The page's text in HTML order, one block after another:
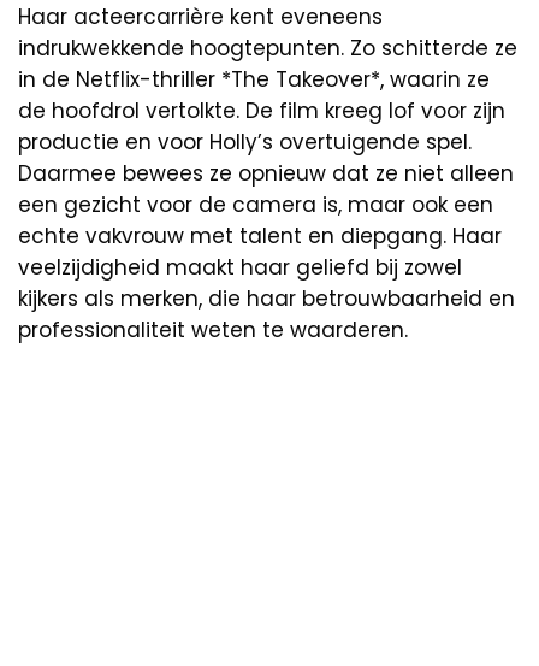
Haar acteercarrière kent eveneens
indrukwekkende hoogtepunten. Zo schitterde ze
in de Netflix-thriller *The Takeover*, waarin ze
de hoofdrol vertolkte. De film kreeg lof voor zijn
productie en voor Holly’s overtuigende spel.
Daarmee bewees ze opnieuw dat ze niet alleen
een gezicht voor de camera is, maar ook een
echte vakvrouw met talent en diepgang. Haar
veelzijdigheid maakt haar geliefd bij zowel
kijkers als merken, die haar betrouwbaarheid en
professionaliteit weten te waarderen.